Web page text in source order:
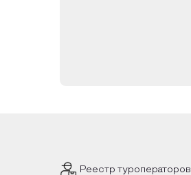
Реестр туроператоров